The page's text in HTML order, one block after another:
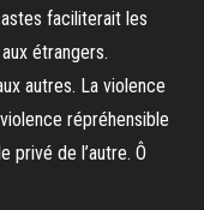
faciliterait les
étrangers.
autres. La violence
répréhensible
privé de l’autre. Ô